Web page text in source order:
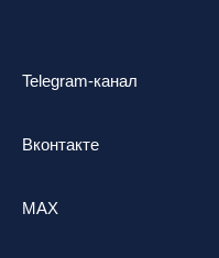
Telegram-канал
Вконтакте
MAX